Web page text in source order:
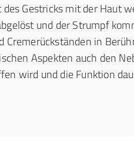
Gestricks mit der Haut
und der Strumpf
Cremerückständen in
Aspekten auch den
wird und die Funktion